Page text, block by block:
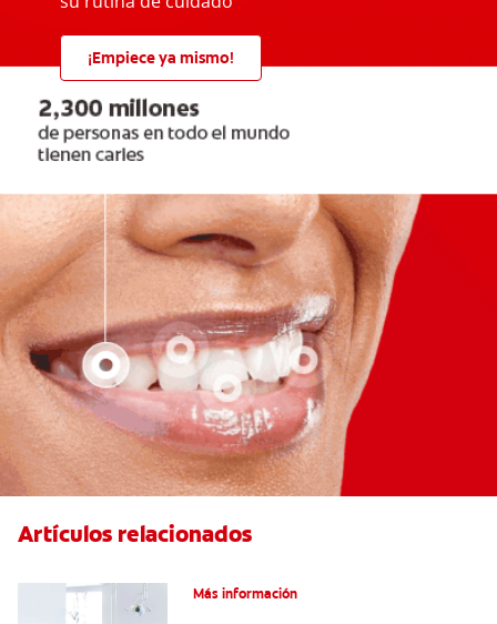
¡Empiece ya mismo!
Artículos relacionados
Más información